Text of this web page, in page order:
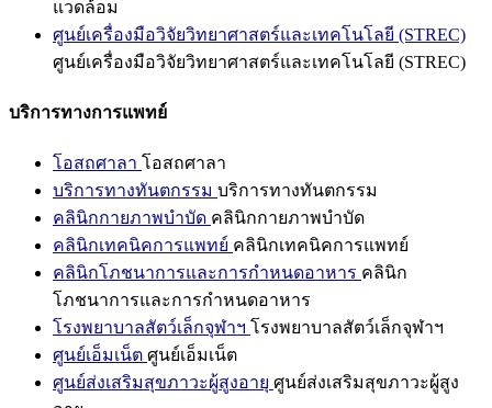
แวดล้อม
ศูนย์เครื่องมือวิจัยวิทยาศาสตร์และเทคโนโลยี (STREC)
ศูนย์เครื่องมือวิจัยวิทยาศาสตร์และเทคโนโลยี (STREC)
บริการทางการแพทย์
โอสถศาลา โอสถศาลา
บริการทางทันตกรรม บริการทางทันตกรรม
คลินิกกายภาพบำบัด คลินิกกายภาพบำบัด
คลินิกเทคนิคการแพทย์ คลินิกเทคนิคการแพทย์
คลินิกโภชนาการและการกำหนดอาหาร คลินิก
โภชนาการและการกำหนดอาหาร
โรงพยาบาลสัตว์เล็กจุฬาฯ โรงพยาบาลสัตว์เล็กจุฬาฯ
ศูนย์เอ็มเน็ต ศูนย์เอ็มเน็ต
ศูนย์ส่งเสริมสุขภาวะผู้สูงอายุ ศูนย์ส่งเสริมสุขภาวะผู้สูง